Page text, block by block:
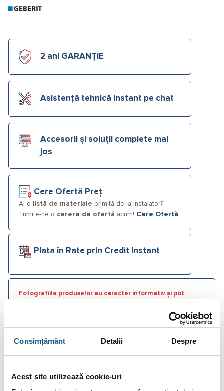
Consimțământ Detalii Despre
Acest site utilizează cookie-uri
2 ani GARANȚIE
Asistență tehnică instant pe chat
Accesorii și soluții complete mai
jos
Cere Ofertă Preț
Ai o listă de materiale primită de la instalator?
Trimite-ne o cerere de ofertă acum! Cere Ofertă
Plata în Rate prin Credit Instant
Fotografiile produselor au caracter informativ și pot
asemenea, unele specificații pot fi modificate de către
producător fără preaviz sau pot conține erori de operare.